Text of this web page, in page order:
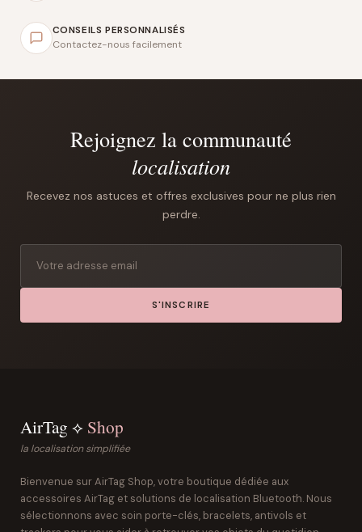
CONSEILS PERSONNALISÉS
Contactez-nous facilement
Rejoignez la communauté
localisation
Recevez nos astuces et offres exclusives pour ne plus rien
perdre.
S'INSCRIRE
AirTag ⟡ Shop
la localisation simplifiée
Bienvenue sur AirTag Shop, votre boutique dédiée aux
accessoires AirTag et solutions de localisation Bluetooth. Nous
sélectionnons avec soin porte-clés, bracelets, antivols et